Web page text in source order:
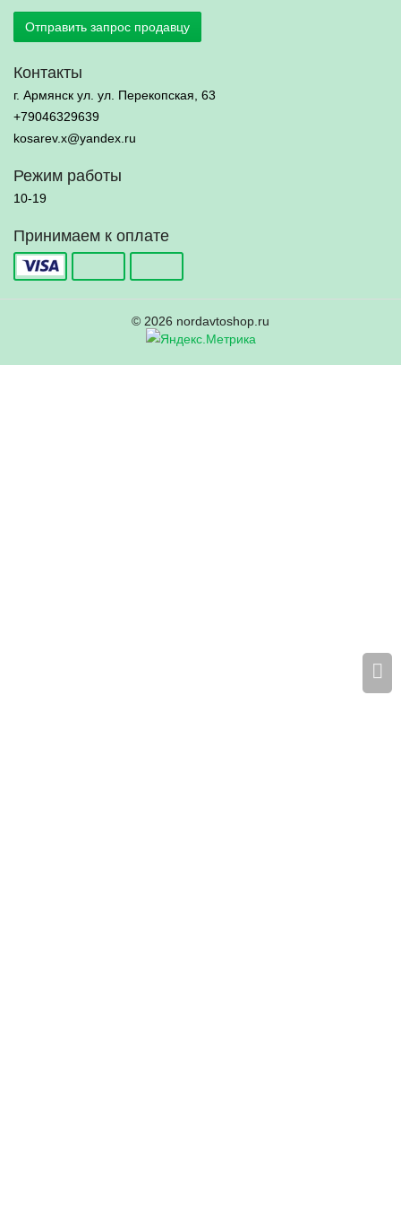
Отправить запрос продавцу
Контакты
г. Армянск ул. ул. Перекопская, 63
+79046329639
kosarev.x@yandex.ru
Режим работы
10-19
Принимаем к оплате
© 2026 nordavtoshop.ru